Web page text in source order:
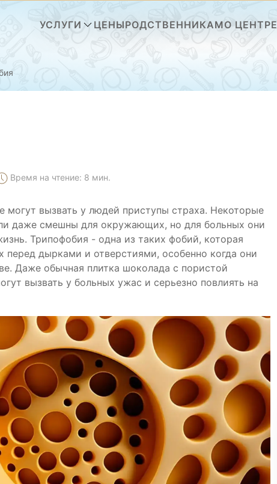
УСЛУГИ ЦЕНЫРОДСТВЕННИКАМО ЦЕНТРЕ
Время на чтение: 8 мин.
могут вызвать у людей приступы страха. Некоторые
даже смешны для окружающих, но для больных они
Трипофобия - одна из таких фобий, которая
перед дырками и отверстиями, особенно когда они
Даже обычная плитка шоколада с пористой
вызвать у больных ужас и серьезно повлиять на